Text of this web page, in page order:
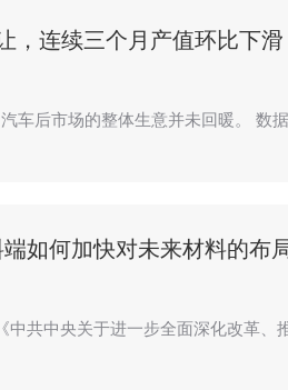
连续三个月产值环比下滑
车后市场的整体生意并未回暖。 数
如何加快对未来材料的布
中共中央关于进一步全面深化改革